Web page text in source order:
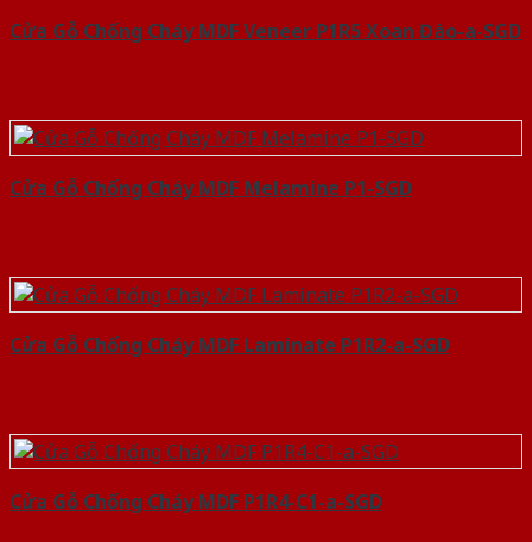
Cửa Gỗ Chống Cháy MDF Veneer P1R5 Xoan Đào-a-SGD
Cửa Gỗ Chống Cháy MDF Melamine P1-SGD
Cửa Gỗ Chống Cháy MDF Laminate P1R2-a-SGD
Cửa Gỗ Chống Cháy MDF P1R4-C1-a-SGD